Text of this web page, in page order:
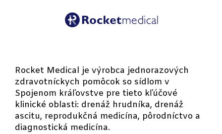
Rocket Medical je výrobca jednorazových
zdravotníckych pomôcok so sídlom v
Spojenom kráľovstve pre tieto kľúčové
klinické oblasti: drenáž hrudníka, drenáž
ascitu, reprodukčná medicína, pôrodníctvo a
diagnostická medicína.